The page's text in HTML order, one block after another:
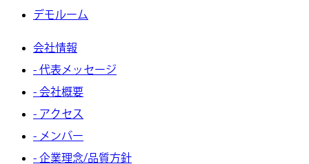
デモルーム
会社情報
- 代表メッセージ
- 会社概要
- アクセス
- メンバー
- 企業理念/品質方針